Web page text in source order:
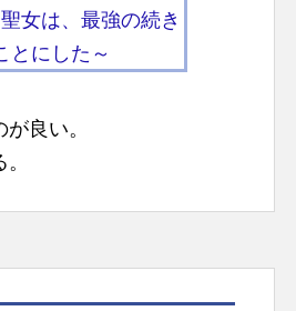
女は、最強の続き
とにした～
良い。